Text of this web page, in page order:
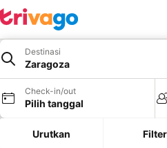
Destinasi
Zaragoza
Check-in/out
Pilih tanggal
Urutkan Filter